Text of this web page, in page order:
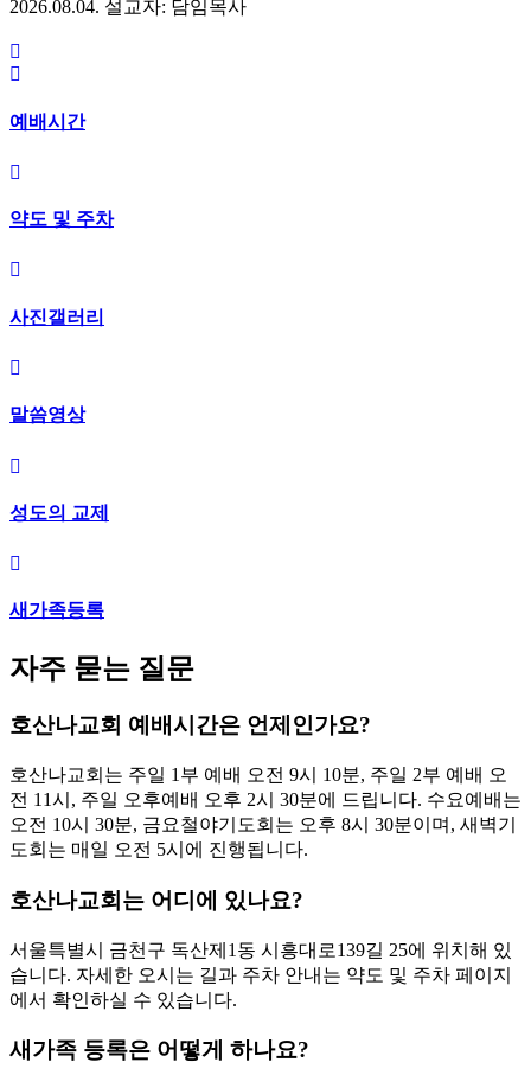
2026.08.04. 설교자: 담임목사
예배시간
약도 및 주차
사진갤러리
말씀영상
성도의 교제
새가족등록
자주 묻는 질문
호산나교회 예배시간은 언제인가요?
호산나교회는 주일 1부 예배 오전 9시 10분, 주일 2부 예배 오
전 11시, 주일 오후예배 오후 2시 30분에 드립니다. 수요예배는
오전 10시 30분, 금요철야기도회는 오후 8시 30분이며, 새벽기
도회는 매일 오전 5시에 진행됩니다.
호산나교회는 어디에 있나요?
서울특별시 금천구 독산제1동 시흥대로139길 25에 위치해 있
습니다. 자세한 오시는 길과 주차 안내는 약도 및 주차 페이지
에서 확인하실 수 있습니다.
새가족 등록은 어떻게 하나요?